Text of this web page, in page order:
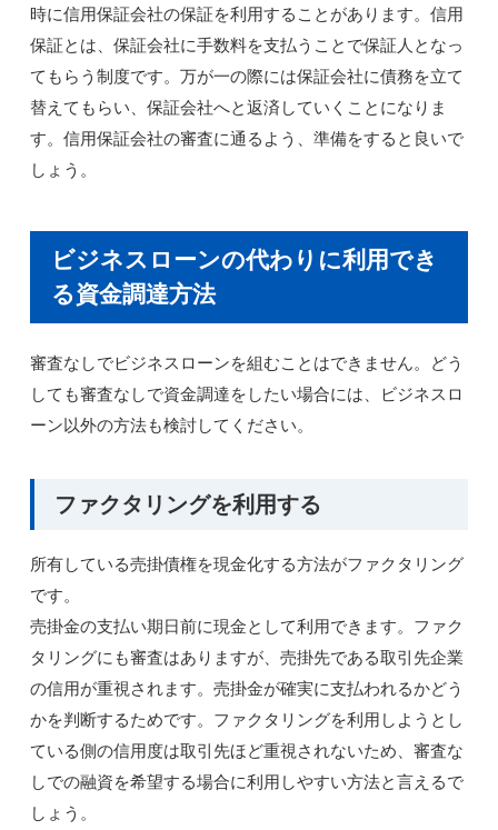
時に信用保証会社の保証を利用することがあります。信用
保証とは、保証会社に手数料を支払うことで保証人となっ
てもらう制度です。万が一の際には保証会社に債務を立て
替えてもらい、保証会社へと返済していくことになりま
す。信用保証会社の審査に通るよう、準備をすると良いで
しょう。
ビジネスローンの代わりに利用でき
る資金調達方法
審査なしでビジネスローンを組むことはできません。どう
しても審査なしで資金調達をしたい場合には、ビジネスロ
ーン以外の方法も検討してください。
ファクタリングを利用する
所有している売掛債権を現金化する方法がファクタリング
です。
売掛金の支払い期日前に現金として利用できます。ファク
タリングにも審査はありますが、売掛先である取引先企業
の信用が重視されます。売掛金が確実に支払われるかどう
かを判断するためです。ファクタリングを利用しようとし
ている側の信用度は取引先ほど重視されないため、審査な
しでの融資を希望する場合に利用しやすい方法と言えるで
しょう。